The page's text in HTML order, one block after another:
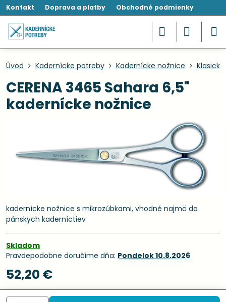
Kontakt Doprava a platby Obchodné podmienky
Úvod Kadernícke potreby Kadernícke nožnice
CERENA 3465 Sahara 6,5"
kadernícke nožnice
kadernícke nožnice s mikrozúbkami, vhodné najmä do
pánskych kaderníctiev
Skladom
Pravdepodobne doručíme dňa: Pondelok10.8.2026
52,20 €